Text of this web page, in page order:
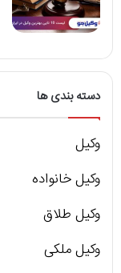
دسته بندی ها
وکیل
وکیل خانواده
وکیل طلاق
وکیل ملکی